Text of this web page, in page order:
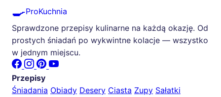
🍳ProKuchnia
Sprawdzone przepisy kulinarne na każdą okazję. Od
prostych śniadań po wykwintne kolacje — wszystko
w jednym miejscu.
Przepisy
Śniadania Obiady Desery Ciasta Zupy Sałatki